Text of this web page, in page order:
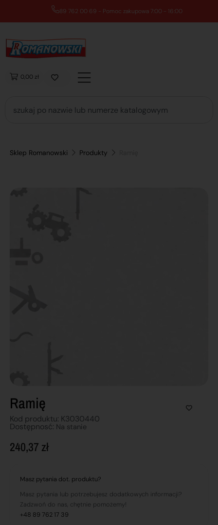
89 762 00 69 - Pomoc zakupowa 7:00 - 16:00
0,00 zł
Sklep Romanowski Produkty
Ramię
Kod produktu: K3030440
Dostępnosć: Na stanie
240,37 zł
Masz pytania dot. produktu?
Masz pytania lub potrzebujesz dodatkowych informacji?
Zadzwoń do nas, chętnie pomożemy!
+48 89 762 17 39